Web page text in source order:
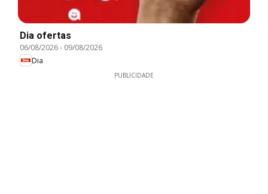
Dia ofertas
06/08/2026- 09/08/2026
Dia
PUBLICIDADE